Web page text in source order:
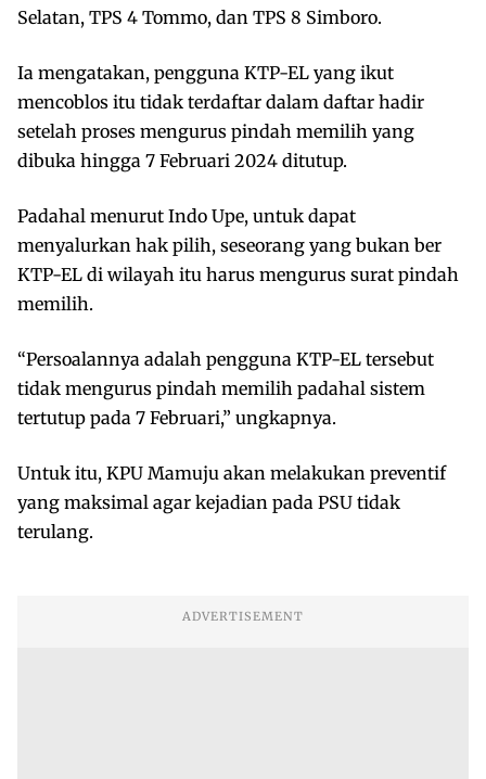
Selatan, TPS 4 Tommo, dan TPS 8 Simboro.
Ia mengatakan, pengguna KTP-EL yang ikut
mencoblos itu tidak terdaftar dalam daftar hadir
setelah proses mengurus pindah memilih yang
dibuka hingga 7 Februari 2024 ditutup.
Padahal menurut Indo Upe, untuk dapat
menyalurkan hak pilih, seseorang yang bukan ber
KTP-EL di wilayah itu harus mengurus surat pindah
memilih.
“Persoalannya adalah pengguna KTP-EL tersebut
tidak mengurus pindah memilih padahal sistem
tertutup pada 7 Februari,” ungkapnya.
Untuk itu, KPU Mamuju akan melakukan preventif
yang maksimal agar kejadian pada PSU tidak
terulang.